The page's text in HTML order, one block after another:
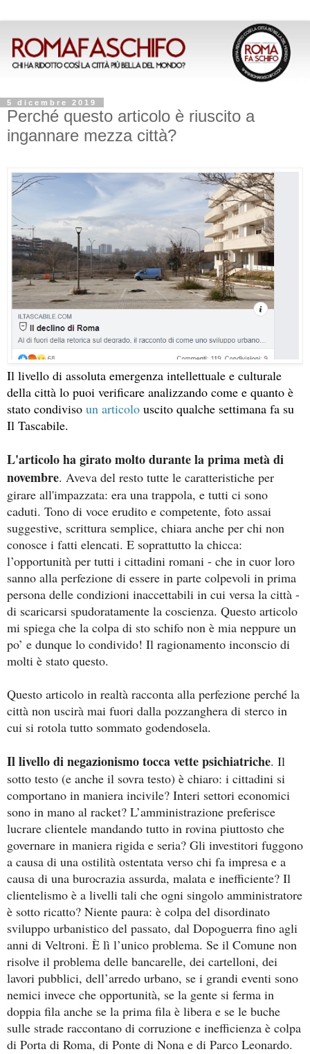
5 dicembre 2019
Perché questo articolo è riuscito a
ingannare mezza città?
Il livello di assoluta emergenza intellettuale e culturale
della città lo puoi verificare analizzando come e quanto è
stato condiviso un articolo uscito qualche settimana fa su
Il Tascabile.
L'articolo ha girato molto durante la prima metà di
novembre. Aveva del resto tutte le caratteristiche per
girare all'impazzata: era una trappola, e tutti ci sono
caduti. Tono di voce erudito e competente, foto assai
suggestive, scrittura semplice, chiara anche per chi non
conosce i fatti elencati. E soprattutto la chicca:
l’opportunità per tutti i cittadini romani - che in cuor loro
sanno alla perfezione di essere in parte colpevoli in prima
persona delle condizioni inaccettabili in cui versa la città -
di scaricarsi spudoratamente la coscienza. Questo articolo
mi spiega che la colpa di sto schifo non è mia neppure un
po’ e dunque lo condivido! Il ragionamento inconscio di
molti è stato questo.
Questo articolo in realtà racconta alla perfezione perché la
città non uscirà mai fuori dalla pozzanghera di sterco in
cui si rotola tutto sommato godendosela.
Il livello di negazionismo tocca vette psichiatriche. Il
sotto testo (e anche il sovra testo) è chiaro: i cittadini si
comportano in maniera incivile? Interi settori economici
sono in mano al racket? L’amministrazione preferisce
lucrare clientele mandando tutto in rovina piuttosto che
governare in maniera rigida e seria? Gli investitori fuggono
a causa di una ostilità ostentata verso chi fa impresa e a
causa di una burocrazia assurda, malata e inefficiente? Il
clientelismo è a livelli tali che ogni singolo amministratore
è sotto ricatto? Niente paura: è colpa del disordinato
sviluppo urbanistico del passato, dal Dopoguerra fino agli
anni di Veltroni. È lì l’unico problema. Se il Comune non
risolve il problema delle bancarelle, dei cartelloni, dei
lavori pubblici, dell’arredo urbano, se i grandi eventi sono
nemici invece che opportunità, se la gente si ferma in
doppia fila anche se la prima fila è libera e se le buche
sulle strade raccontano di corruzione e inefficienza è colpa
di Porta di Roma, di Ponte di Nona e di Parco Leonardo.